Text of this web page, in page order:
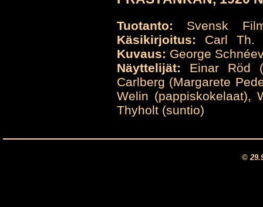
Tuotanto: Svensk
Käsikirjoitus: Carl Th.
Kuvaus: George
Näyttelijät: Einar Röd
Carlberg (Margarete
Welin (pappiskokelaat),
Thyholt (suntio)
©